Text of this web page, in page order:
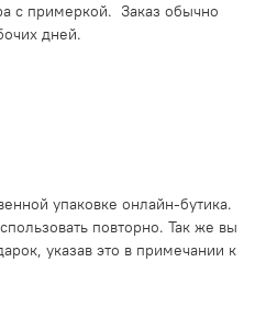
с примеркой. Заказ обычно
дней.
упаковке онлайн-бутика.
повторно. Так же вы
указав это в примечании к